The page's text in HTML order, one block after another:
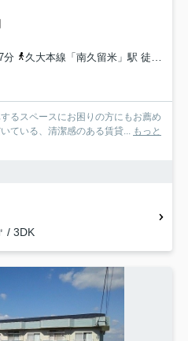
分
久大本線「南久留米」駅 徒歩62分
るスペースにお困りの方にもお薦め
ている、清潔感のある賃貸... もっと
/ 3DK